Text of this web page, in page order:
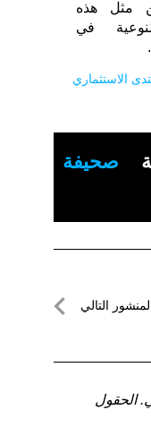
مثل هذه
في
الاستثماري
صحيفة
لمنشور التالي
الحقول